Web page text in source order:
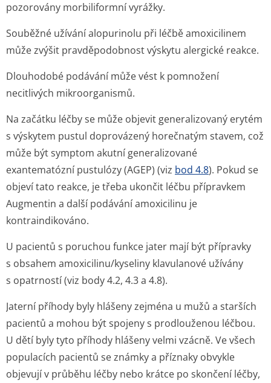
pozorovány morbiliformní vyrážky.
Souběžné užívání alopurinolu při léčbě amoxicilinem
může zvýšit pravděpodobnost výskytu alergické reakce.
Dlouhodobé podávání může vést k pomnožení
necitlivých mikroorganismů.
Na začátku léčby se může objevit generalizovaný erytém
s výskytem pustul doprovázený horečnatým stavem, což
může být symptom akutní generalizované
exantematózní pustulózy (AGEP) (viz bod 4.8). Pokud se
objeví tato reakce, je třeba ukončit léčbu přípravkem
Augmentin a další podávání amoxicilinu je
kontraindikováno.
U pacientů s poruchou funkce jater mají být přípravky
s obsahem amoxicilinu/ky­seliny klavulanové užívány
s opatrností (viz body 4.2, 4.3 a 4.8).
Jaterní příhody byly hlášeny zejména u mužů a starších
pacientů a mohou být spojeny s prodlouženou léčbou.
U dětí byly tyto příhody hlášeny velmi vzácně. Ve všech
populacích pacientů se známky a příznaky obvykle
objevují v průběhu léčby nebo krátce po skončení léčby,